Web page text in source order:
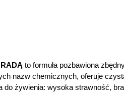
to formuła pozbawiona
nazw chemicznych, oferuje
żywienia: wysoka strawność,